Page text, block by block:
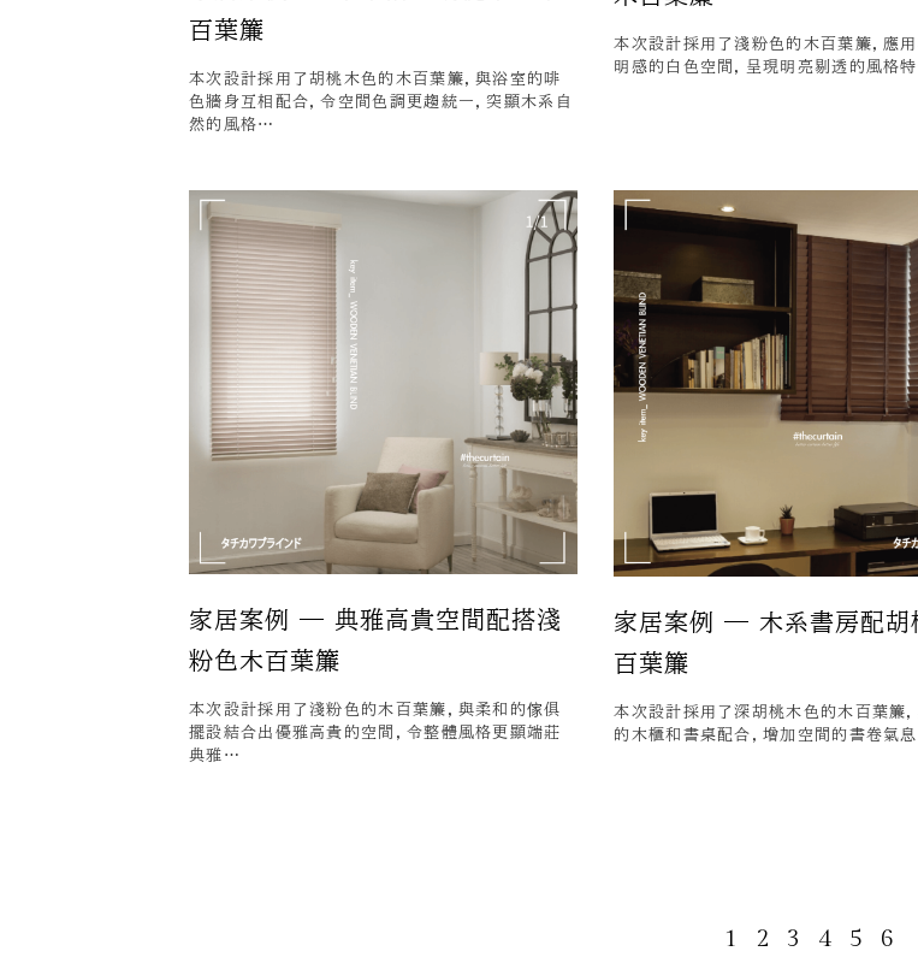
百葉簾
本次設計採用了胡桃木色的木百葉簾，與浴室的啡
色牆身互相配合，令空間色調更趨統一，突顯木系自
然的風格…
本次設計採用了淺粉色的木百葉簾，應
明感的白色空間，呈現明亮剔透的風格
家居案例 — 典雅高貴空間配搭淺
粉色木百葉簾
本次設計採用了淺粉色的木百葉簾，與柔和的傢俱
擺設結合出優雅高貴的空間，令整體風格更顯端莊
典雅…
家居案例 — 木系書房配胡
百葉簾
本次設計採用了深胡桃木色的木百葉簾
的木櫃和書桌配合，增加空間的書卷氣
1 2 3 4 5 6